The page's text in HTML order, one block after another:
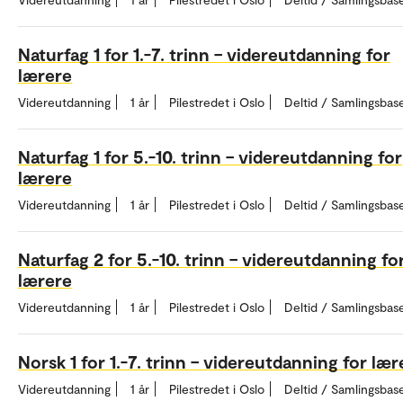
Naturfag 1 for 1.-7. trinn – videreutdanning for
lærere
Videreutdanning 1 år Pilestredet i Oslo Deltid /
Naturfag 1 for 5.-10. trinn – videreutdanning for
lærere
Videreutdanning 1 år Pilestredet i Oslo Deltid /
Naturfag 2 for 5.-10. trinn – videreutdanning
lærere
Videreutdanning 1 år Pilestredet i Oslo Deltid /
Norsk 1 for 1.-7. trinn – videreutdanning for
Videreutdanning 1 år Pilestredet i Oslo Deltid /